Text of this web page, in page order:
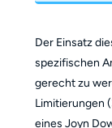
Der Einsatz
spezifischen
gerecht zu
Limitierungen
eines Joyn